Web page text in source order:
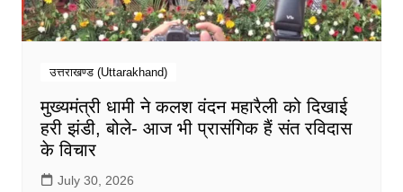
उत्तराखण्ड (Uttarakhand)
मुख्यमंत्री धामी ने कलश वंदन महारैली को दिखाई
हरी झंडी, बोले- आज भी प्रासंगिक हैं संत रविदास
के विचार
July 30, 2026